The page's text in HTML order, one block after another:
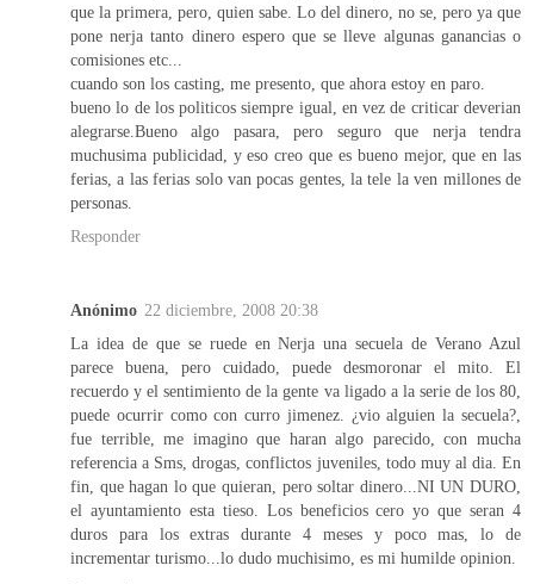
que la primera, pero, quien sabe. Lo del dinero, no se, pero ya que
pone nerja tanto dinero espero que se lleve algunas ganancias o
comisiones etc...
cuando son los casting, me presento, que ahora estoy en paro.
bueno lo de los politicos siempre igual, en vez de criticar deverian
alegrarse.Bueno algo pasara, pero seguro que nerja tendra
muchusima publicidad, y eso creo que es bueno mejor, que en las
ferias, a las ferias solo van pocas gentes, la tele la ven millones de
personas.
Responder
Anónimo 22 diciembre, 2008 20:38
La idea de que se ruede en Nerja una secuela de Verano Azul
parece buena, pero cuidado, puede desmoronar el mito. El
recuerdo y el sentimiento de la gente va ligado a la serie de los 80,
puede ocurrir como con curro jimenez. ¿vio alguien la secuela?,
fue terrible, me imagino que haran algo parecido, con mucha
referencia a Sms, drogas, conflictos juveniles, todo muy al dia. En
fin, que hagan lo que quieran, pero soltar dinero...NI UN DURO,
el ayuntamiento esta tieso. Los beneficios cero yo que seran 4
duros para los extras durante 4 meses y poco mas, lo de
incrementar turismo...lo dudo muchisimo, es mi humilde opinion.